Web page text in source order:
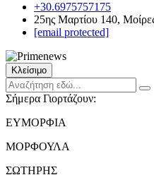
+30.6975757175
25ης Μαρτίου 140,
[email protected]
Κλείσιμο
Σήμερα Γιορτάζουν:
ΕΥΜΟΡΦΙΑ
ΜΟΡΦΟΥΛΑ
ΣΩΤΗΡΗΣ